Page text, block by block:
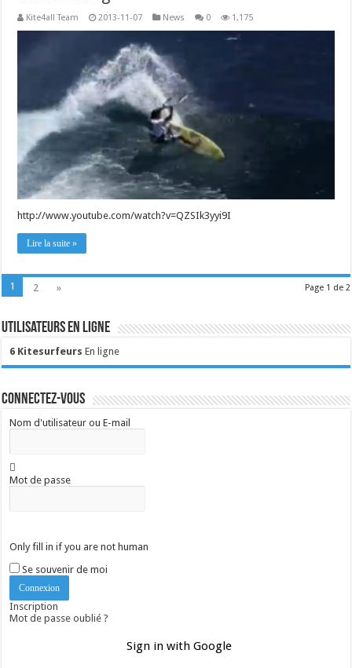
Kite4all Team 2013-11-07 News 0 1,175
http://www.youtube.com/watch?v=QZSIk3yyi9I
Lire la suite »
Page 1 de 2
1 2 »
Utilisateurs en ligne
6 Kitesurfeurs En ligne
Connectez-vous
Nom d'utilisateur ou E-mail
Mot de passe
Only fill in if you are not human
Se souvenir de moi
Inscription
Mot de passe oublié ?
Sign in with Google